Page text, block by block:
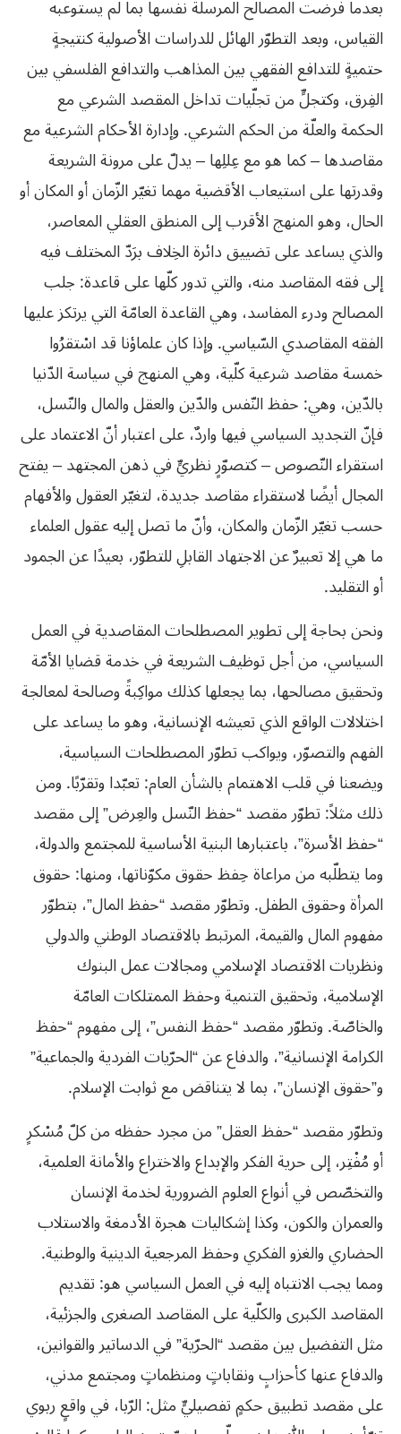
بعدما فرضت المصالح المرسلة نفسها بما لم يستوعبه
القياس، وبعد التطوّر الهائل للدراسات الأصولية كنتيجةٍ
حتميةٍ للتدافع الفقهي بين المذاهب والتدافع الفلسفي بين
الفِرق، وكتجلٍّ من تجلّيات تداخل المقصد الشرعي مع
الحكمة والعلّة من الحكم الشرعي. وإدارة الأحكام الشرعية مع
مقاصدها – كما هو مع عِللِها – يدلّ على مرونة الشريعة
وقدرتها على استيعاب الأقضية مهما تغيّر الزّمان أو المكان أو
الحال، وهو المنهج الأقرب إلى المنطق العقلي المعاصر،
والذي يساعد على تضييق دائرة الخِلاف برَدّ المختلف فيه
إلى فقه المقاصد منه، والتي تدور كلّها على قاعدة: جلب
المصالح ودرء المفاسد، وهي القاعدة العامّة التي يرتكز عليها
الفقه المقاصدي السّياسي. وإذا كان علماؤنا قد اسْتقرُوا
خمسة مقاصد شرعية كلّية، وهي المنهج في سياسة الدّنيا
بالدّين، وهي: حفظ النّفس والدّين والعقل والمال والنّسل،
فإنّ التجديد السياسي فيها واردٌ، على اعتبار أنّ الاعتماد على
استقراء النّصوص – كتصوّرٍ نظريٍّ في ذهن المجتهد – يفتح
المجال أيضًا لاستقراء مقاصد جديدة، لتغيّر العقول والأفهام
حسب تغيّر الزّمان والمكان، وأنّ ما تصل إليه عقول العلماء
ما هي إلا تعبيرٌ عن الاجتهاد القابلِ للتطوّر، بعيدًا عن الجمود
أو التقليد.
ونحن بحاجة إلى تطوير المصطلحات المقاصدية في العمل
السياسي، من أجل توظيف الشريعة في خدمة قضايا الأمّة
وتحقيق مصالحها، بما يجعلها كذلك مواكِبةً وصالحة لمعالجة
اختلالات الواقع الذي تعيشه الإنسانية، وهو ما يساعد على
الفهم والتصوّر، ويواكب تطوّر المصطلحات السياسية،
ويضعنا في قلب الاهتمام بالشأن العام: تعبّدا وتقرّبًا. ومن
ذلك مثلاً: تطوّر مقصد “حفظ النّسل والعِرض” إلى مقصد
“حفظ الأسرة”، باعتبارها البنية الأساسية للمجتمع والدولة،
وما يتطلّبه من مراعاة حِفظ حقوق مكوّناتها، ومنها: حقوق
المرأة وحقوق الطفل. وتطوّر مقصد “حفظ المال”، بتطوّر
مفهوم المال والقيمة، المرتبط بالاقتصاد الوطني والدولي
ونظريات الاقتصاد الإسلامي ومجالات عمل البنوك
الإسلامية، وتحقيق التنمية وحفظ الممتلكات العامّة
والخاصّة. وتطوّر مقصد “حفظ النفس”، إلى مفهوم “حفظ
الكرامة الإنسانية”، والدفاع عن “الحرّيات الفردية والجماعية”
و”حقوق الإنسان”، بما لا يتناقض مع ثوابت الإسلام.
وتطوّر مقصد “حفظ العقل” من مجرد حفظه من كلّ مُسْكرٍ
أو مُفْتِر، إلى حرية الفكر والإبداع والاختراع والأمانة العلمية،
والتخصّص في أنواع العلوم الضرورية لخدمة الإنسان
والعمران والكون، وكذا إشكاليات هجرة الأدمغة والاستلاب
الحضاري والغزو الفكري وحفظ المرجعية الدينية والوطنية.
ومما يجب الانتباه إليه في العمل السياسي هو: تقديم
المقاصد الكبرى والكلّية على المقاصد الصغرى والجزئية،
مثل التفضيل بين مقصد “الحرّية” في الدساتير والقوانين،
والدفاع عنها كأحزابٍ ونقاباتٍ ومنظماتٍ ومجتمع مدني،
على مقصد تطبيق حكمٍ تفصيليٍّ مثل: الرّبا، في واقعٍ ربوي